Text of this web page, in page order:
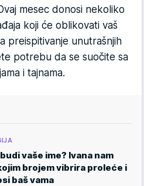
mesec donosi nekoliko
koji će oblikovati vaš
preispitivanje unutrašnjih
potrebu da se suočite sa
i tajnama.
vaše ime? Ivana nam
brojem vibrira proleće i
baš vama